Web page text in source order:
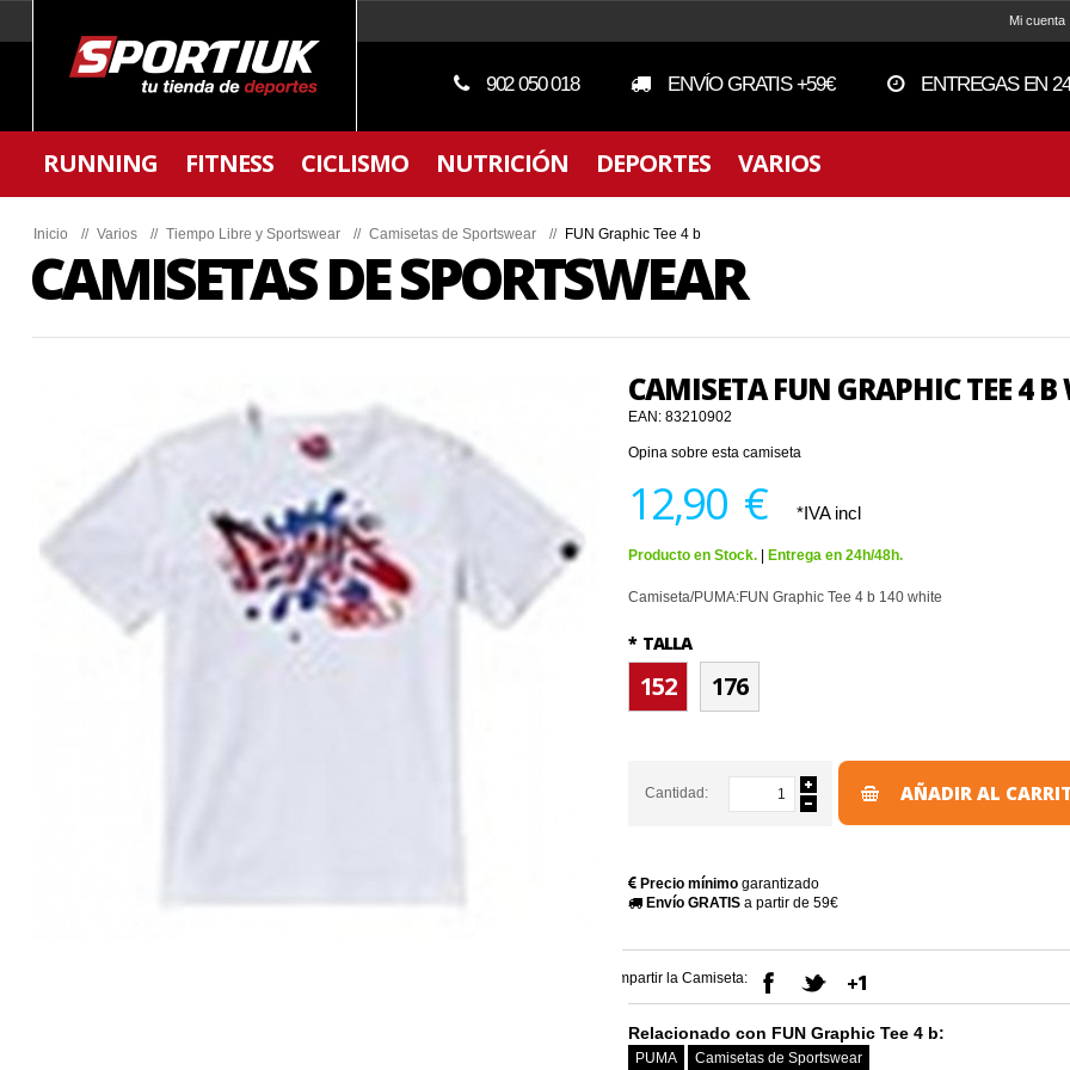
Mi cuenta
902 050 018 ENVÍO GRATIS +59€ ENTREGAS EN
RUNNING FITNESS CICLISMO NUTRICIÓN DEPORTES VARIOS
Inicio // Varios // Tiempo Libre y Sportswear // Camisetas de Sportswear // FUN Graphic Tee 4 b
CAMISETAS DE SPORTSWEAR
CAMISETA FUN GRAPHIC TEE 4
EAN:83210902
Opina sobre esta camiseta
12,90 € *IVA incl
Producto en Stock. Entrega en 24h/48h.
Camiseta/PUMA:FUN Graphic Tee 4 b 140 white
* TALLA
152 176
Cantidad: AÑADIR AL
Precio mínimo garantizado
Envío GRATIS a partir de 59€
Compartir la Camiseta:
Relacionado con FUN Graphic Tee 4 b:
PUMA Camisetas de Sportswear